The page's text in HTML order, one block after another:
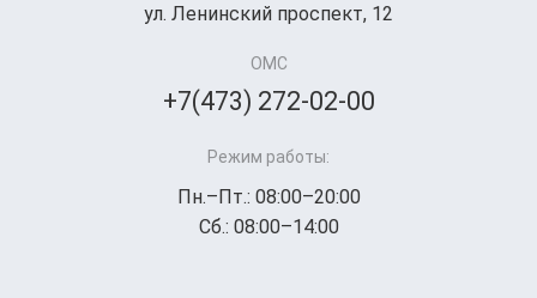
ул. Ленинский проспект, 12
ОМС
+7(473) 272-02-00
Режим работы:
Пн.–Пт.: 08:00–20:00
Сб.: 08:00–14:00